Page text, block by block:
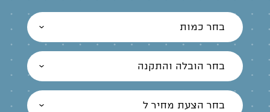
בחר כמות
בחר הובלה והתקנה
בחר הצעת מחיר ל